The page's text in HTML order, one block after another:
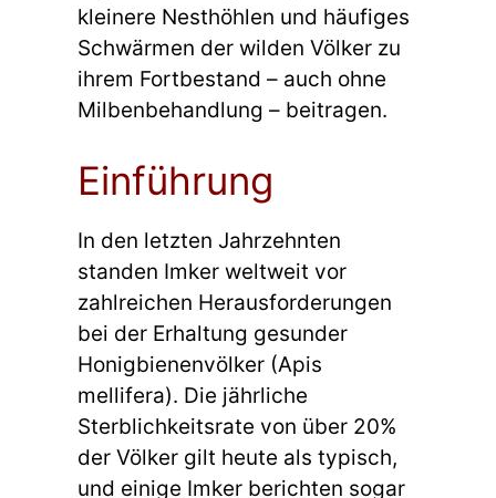
kleinere Nesthöhlen und häufiges
Schwärmen der wilden Völker zu
ihrem Fortbestand – auch ohne
Milbenbehandlung – beitragen.
Einführung
In den letzten Jahrzehnten
standen Imker weltweit vor
zahlreichen Herausforderungen
bei der Erhaltung gesunder
Honigbienenvölker (Apis
mellifera). Die jährliche
Sterblichkeitsrate von über 20%
der Völker gilt heute als typisch,
und einige Imker berichten sogar